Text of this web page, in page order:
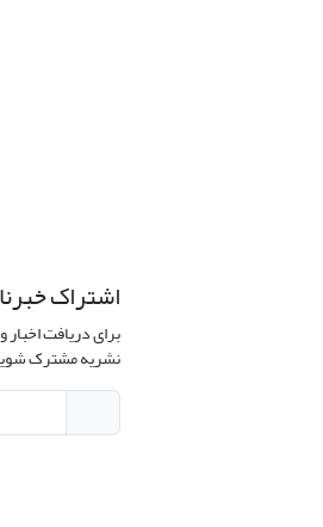
اشتراک
برای دریافت
نشریه مشترک